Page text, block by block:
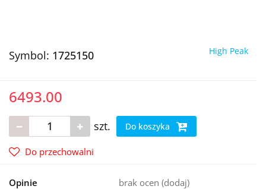
Symbol: 1725150 High Peak
6493.00
szt. Do koszyka
Do przechowalni
Opinie brak ocen (dodaj)